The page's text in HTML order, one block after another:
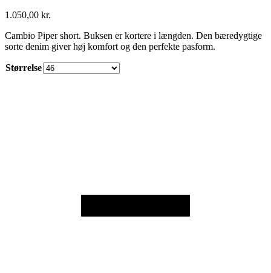
1.050,00 kr.
Cambio Piper short. Buksen er kortere i længden. Den bæredygtige
sorte denim giver høj komfort og den perfekte pasform.
Størrelse